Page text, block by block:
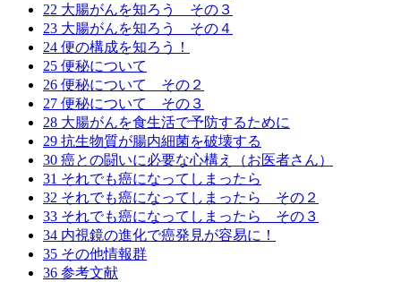
22 大腸がんを知ろう その３
23 大腸がんを知ろう その４
24 便の構成を知ろう！
25 便秘について
26 便秘について その２
27 便秘について その３
28 大腸がんを食生活で予防するために
29 抗生物質が腸内細菌を破壊する
30 癌との闘いに必要な心構え（お医者さん）
31 それでも癌になってしまったら
32 それでも癌になってしまったら その２
33 それでも癌になってしまったら その３
34 内視鏡の進化で癌発見が容易に！
35 その他情報群
36 参考文献